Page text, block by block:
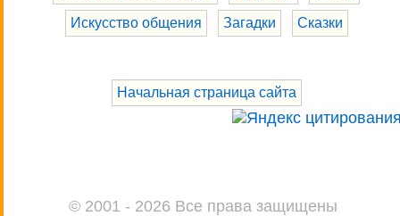
Искусство общения Загадки Сказки
Начальная страница сайта
© 2001 - 2026 Все права защищены